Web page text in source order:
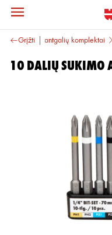
Grįžti
Sukimo antgalių komplektai
10 DALIŲ SUKIMO